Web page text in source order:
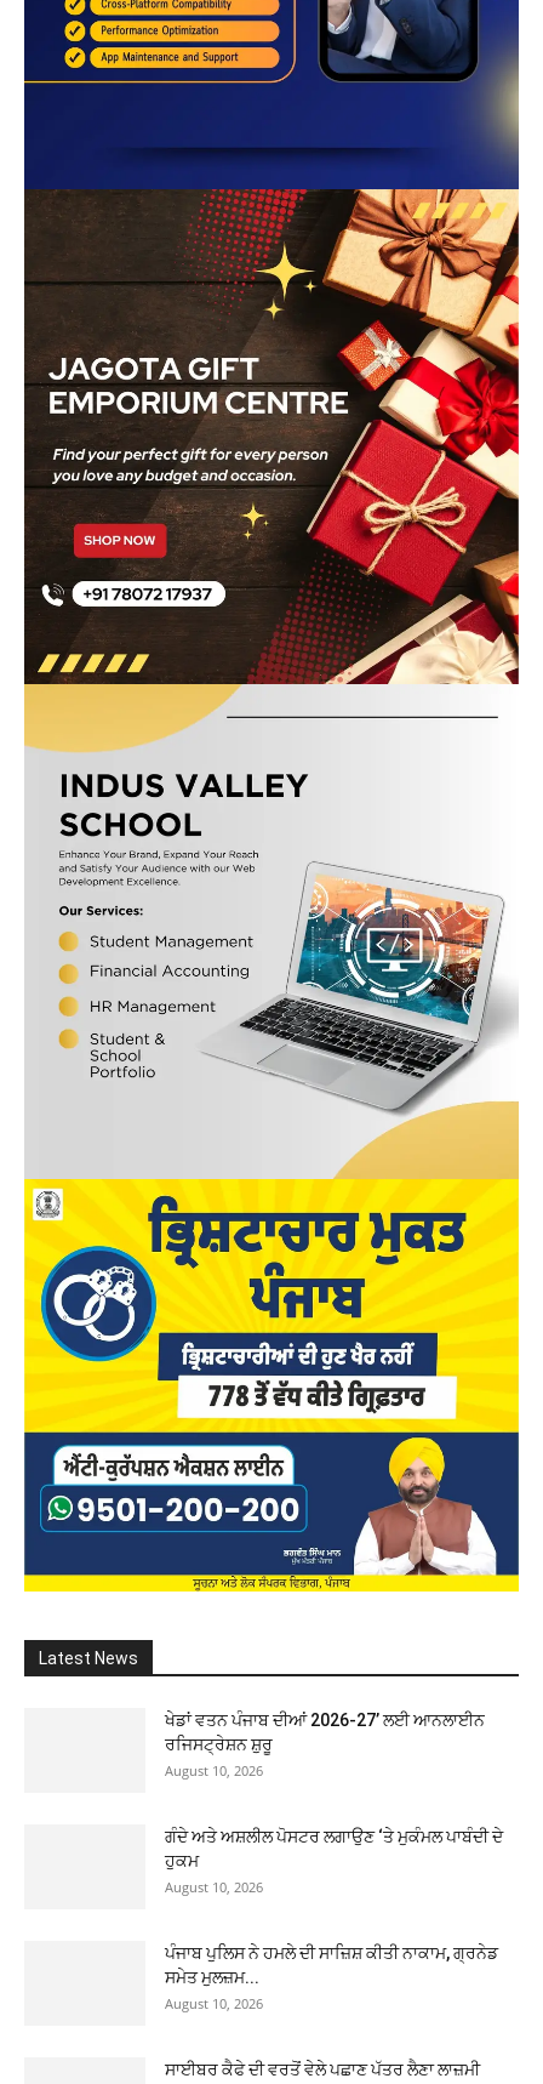
Latest News
ਖੇਡਾਂ ਵਤਨ ਪੰਜਾਬ ਦੀਆਂ 2026-27’ ਲਈ ਆਨਲਾਈਨ
ਰਜਿਸਟ੍ਰੇਸ਼ਨ ਸ਼ੁਰੂ
August 10, 2026
ਗੰਦੇ ਅਤੇ ਅਸ਼ਲੀਲ ਪੋਸਟਰ ਲਗਾਉਣ ‘ਤੇ ਮੁਕੰਮਲ ਪਾਬੰਦੀ ਦੇ
ਹੁਕਮ
August 10, 2026
ਪੰਜਾਬ ਪੁਲਿਸ ਨੇ ਹਮਲੇ ਦੀ ਸਾਜ਼ਿਸ਼ ਕੀਤੀ ਨਾਕਾਮ, ਗ੍ਰਨੇਡ
ਸਮੇਤ ਮੁਲਜ਼ਮ...
August 10, 2026
ਸਾਈਬਰ ਕੈਫੇ ਦੀ ਵਰਤੋਂ ਵੇਲੇ ਪਛਾਣ ਪੱਤਰ ਲੈਣਾ ਲਾਜ਼ਮੀ